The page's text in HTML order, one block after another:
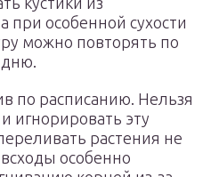
при особенной сухости
можно повторять по
дню.
по расписанию. Нельзя
игнорировать эту
растения не
особенно